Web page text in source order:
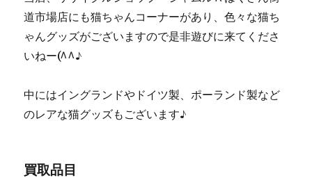
道市場店にも猫ちゃんコーナーがあり、色々な猫ち
ゃんグッズがございますので是非遊びに来てくださ
いねー(^^♪
中にはイングランドやドイツ製、ポーランド製など
のレアな猫グッズもございます♪
買取品目